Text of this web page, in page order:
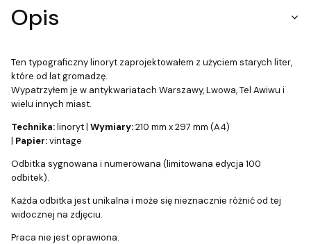
Opis
Ten typograficzny linoryt zaprojektowałem z użyciem starych liter,
które od lat gromadzę.
Wypatrzyłem je w antykwariatach Warszawy, Lwowa, Tel Awiwu i
wielu innych miast.
Technika:linoryt | Wymiary:210 mm x 297 mm (A4)
| Papier:vintage
Odbitka sygnowana i numerowana (limitowana edycja 100
odbitek).
Każda odbitka jest unikalna i może się nieznacznie różnić od tej
widocznej na zdjęciu.
Praca nie jest oprawiona.